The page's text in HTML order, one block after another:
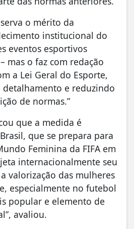
o mérito da
institucional do
eventos esportivos
mas o faz com redação
a Lei Geral do Esporte,
detalhamento e reduzindo
de normas.”
que a medida é
que se prepara para
Feminina da FIFA em
internacionalmente seu
valorização das mulheres
especialmente no futebol
popular e elemento de
avaliou.